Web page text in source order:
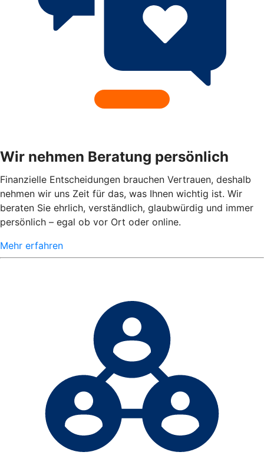
Wir nehmen Beratung persönlich
Finanzielle Entscheidungen brauchen Vertrauen, deshalb
nehmen wir uns Zeit für das, was Ihnen wichtig ist. Wir
beraten Sie ehrlich, verständlich, glaubwürdig und immer
persönlich – egal ob vor Ort oder online.
Mehr erfahren